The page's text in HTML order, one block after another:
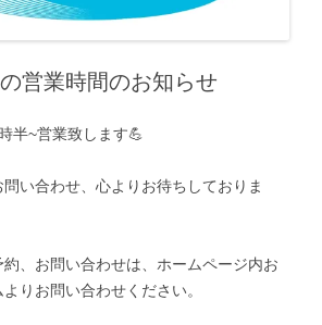
営業時間のお知らせ
半~営業致します💪
い合わせ、心よりお待ちしておりま
、お問い合わせは、ホームページ内お
りお問い合わせください。